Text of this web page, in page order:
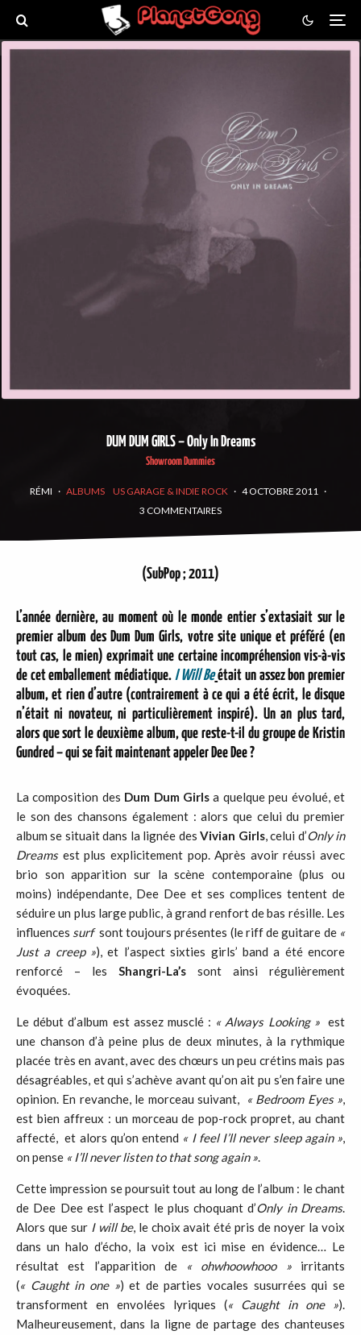
DUM DUM GIRLS – Only In Dreams
Showroom Dummies
RÉMI · ALBUMS US GARAGE & INDIE ROCK · 4 OCTOBRE 2011 ·
3 COMMENTAIRES
(SubPop ; 2011)
L’année dernière, au moment où le monde entier s’extasiait sur le
premier album des Dum Dum Girls, votre site unique et préféré (en
tout cas, le mien) exprimait une certaine incompréhension vis-à-vis
de cet emballement médiatique. I Will Beétait un assez bon premier
album, et rien d’autre (contrairement à ce qui a été écrit, le disque
n’était ni novateur, ni particulièrement inspiré). Un an plus tard,
alors que sort le deuxième album, que reste-t-il du groupe de Kristin
Gundred – qui se fait maintenant appeler Dee Dee ?
La composition des Dum Dum Girls a quelque peu évolué, et
le son des chansons également : alors que celui du premier
album se situait dans la lignée desVivian Girls, celui d’Only in
Dreamsest plus explicitement pop. Après avoir réussi avec
brio son apparition sur la scène contemporaine (plus ou
moins) indépendante, Dee Dee et ses complices tentent de
séduire un plus large public, à grand renfort de bas résille. Les
influences surf sont toujours présentes (le riff de guitare de «
Just a creep »), et l’aspect sixties girls’ band a été encore
renforcé – les Shangri-La’s sont ainsi régulièrement
évoquées.
Le début d’album est assez musclé : « Always Looking »est
une chanson d’à peine plus de deux minutes, à la rythmique
placée très en avant, avec des chœurs un peu crétins mais pas
désagréables, et qui s’achève avant qu’on ait pu s’en faire une
opinion. En revanche, le morceau suivant,
« Bedroom Eyes »,
est bien affreux : un morceau de pop-rock propret, au chant
affecté, et alors qu’on entend « I feel I’ll never sleep again »,
on pense « I’ll never listen to thatsong again ».
Cette impression se poursuit tout au long de l’album : le chant
de Dee Dee est l’aspect le plus choquant d’Only in Dreams.
Alors que sur I willbe, le choix avait été pris de noyer la voix
dans un halo d’écho, la voix est ici mise en évidence… Le
résultat est l’apparition de
« ohwhoowhooo »irritants
(« Caught in one ») et de parties vocales susurrées qui se
transforment en envolées lyriques (« Caught in one »).
Malheureusement, dans la ligne de partage des chanteuses